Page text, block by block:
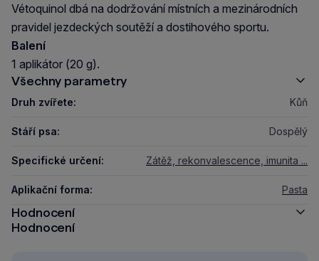
Vétoquinol dbá na dodržování místních a mezinárodních
pravidel jezdeckých soutěží a dostihového sportu.
Balení
1 aplikátor (20 g).
Všechny parametry
Druh zvířete: Kůň
Stáří psa: Dospělý
Specifické určení: Zátěž, rekonvalescence, imunita ...
Aplikační forma: Pasta
Hodnocení
Hodnocení